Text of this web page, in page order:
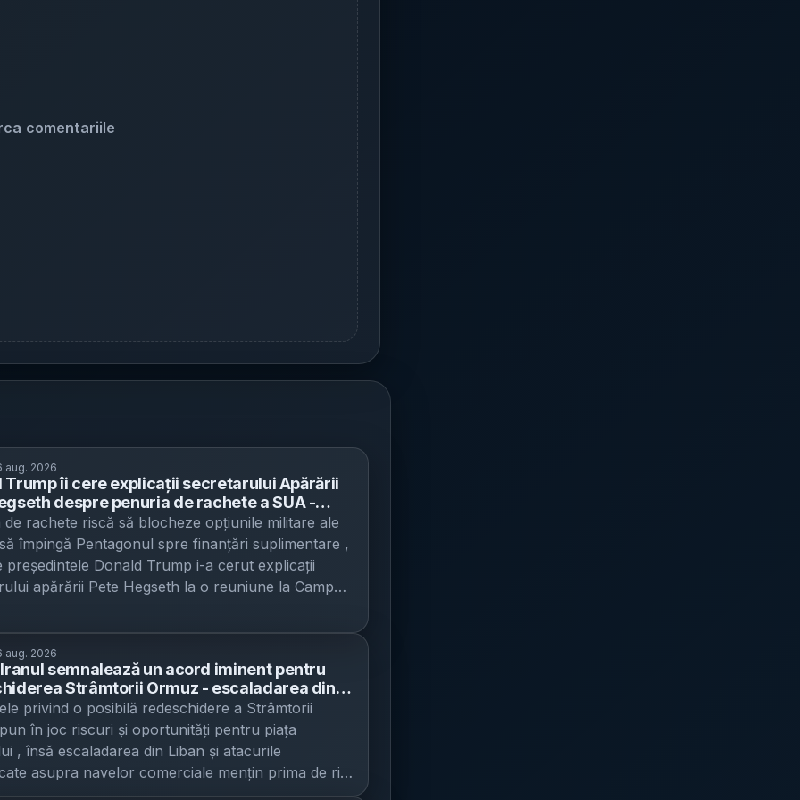
comentariile
aug. 2026
Trump îi cere explicații secretarului Apărării
despre penuria de rachete a SUA -
ar limita opțiunile militare, iar Pentagonul
mld. dolari pentru refacere
de rachete riscă să blocheze opțiunile militare ale
împingă Pentagonul spre finanțări suplimentare ,
președintele Donald Trump i-a cerut explicații
apărării Pete Hegseth la o reuniune la Camp
Washington Post . Discuția ar fi avut loc în
de vineri a Cabinetului, când Trump i-ar fi
lui Hegseth că înțelesese că problema munițiilor
rezolvată”, conform a două persoane familiarizate
citate de publicație sub protecția anonimatului.
sursei, este una operațională: penuria
de muniție ar amenința să limiteze opțiunile militare
împotriva Iranului. Unul dintre motivele pentru
aug. 2026
Iranul semnalează un acord iminent pentru
Strâmtorii Ormuz - escaladarea din
riscă să complice negocierile și să
presiunea pe piețele energetice
privind o posibilă redeschidere a Strâmtorii
în joc riscuri și oportunități pentru piața
, însă escaladarea din Liban și atacurile
asupra navelor comerciale mențin prima de risc
potrivit Mediafax , care citează AP. Președintele